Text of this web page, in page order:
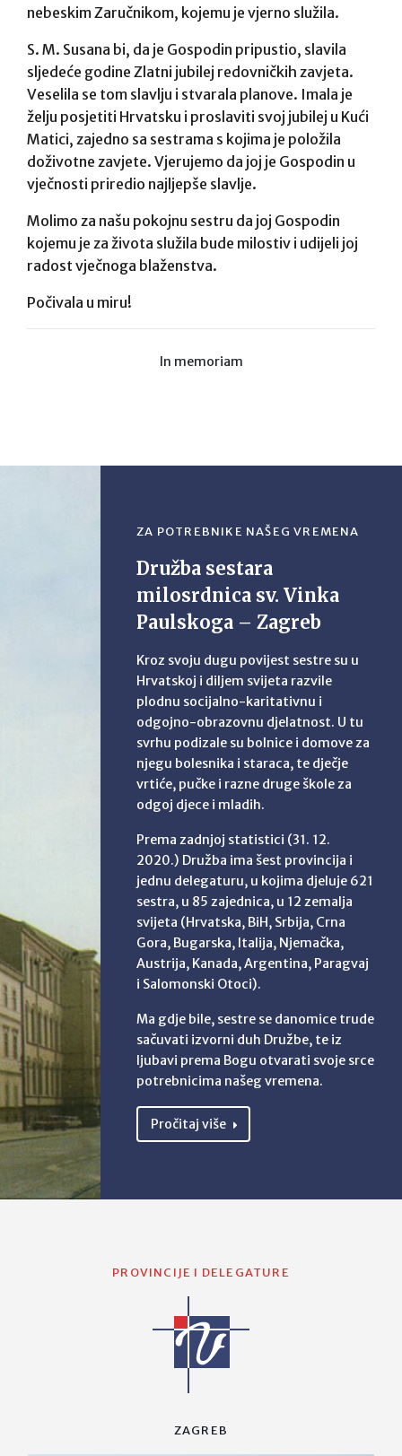
nebeskim Zaručnikom, kojemu je vjerno služila.
S. M. Susana bi, da je Gospodin pripustio, slavila
sljedeće godine Zlatni jubilej redovničkih zavjeta.
Veselila se tom slavlju i stvarala planove. Imala je
želju posjetiti Hrvatsku i proslaviti svoj jubilej u Kući
Matici, zajedno sa sestrama s kojima je položila
doživotne zavjete. Vjerujemo da joj je Gospodin u
vječnosti priredio najljepše slavlje.
Molimo za našu pokojnu sestru da joj Gospodin
kojemu je za života služila bude milostiv i udijeli joj
radost vječnoga blaženstva.
Počivala u miru!
In memoriam
ZA POTREBNIKE NAŠEG VREMENA
Družba sestara
milosrdnica sv. Vinka
Paulskoga – Zagreb
Kroz svoju dugu povijest sestre su u
Hrvatskoj i diljem svijeta razvile
plodnu socijalno-karitativnu i
odgojno-obrazovnu djelatnost. U tu
svrhu podizale su bolnice i domove za
njegu bolesnika i staraca, te dječje
vrtiće, pučke i razne druge škole za
odgoj djece i mladih.
Prema zadnjoj statistici (31. 12.
2020.) Družba ima šest provincija i
jednu delegaturu, u kojima djeluje 621
sestra, u 85 zajednica, u 12 zemalja
svijeta (Hrvatska, BiH, Srbija, Crna
Gora, Bugarska, Italija, Njemačka,
Austrija, Kanada, Argentina, Paragvaj
i Salomonski Otoci).
Ma gdje bile, sestre se danomice trude
sačuvati izvorni duh Družbe, te iz
ljubavi prema Bogu otvarati svoje srce
potrebnicima našeg vremena.
Pročitaj više
PROVINCIJE I DELEGATURE
ZAGREB